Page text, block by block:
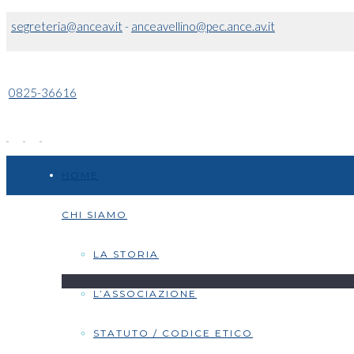
segreteria@anceav.it- anceavellino@pec.ance.av.it
0825-36616
CHI SIAMO
LA STORIA
L’ASSOCIAZIONE
STATUTO / CODICE ETICO